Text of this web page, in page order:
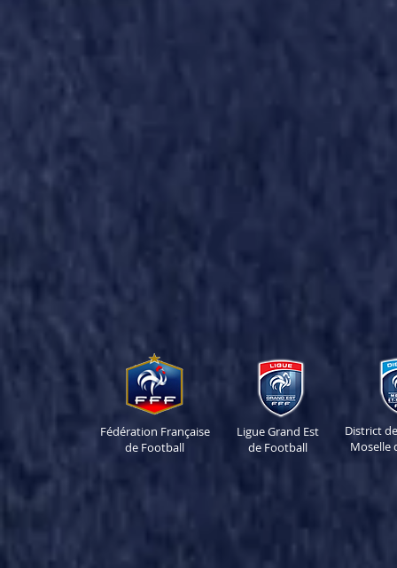
Fédération Française
de Football
Ligue Grand Est
de Football
District
Moselle